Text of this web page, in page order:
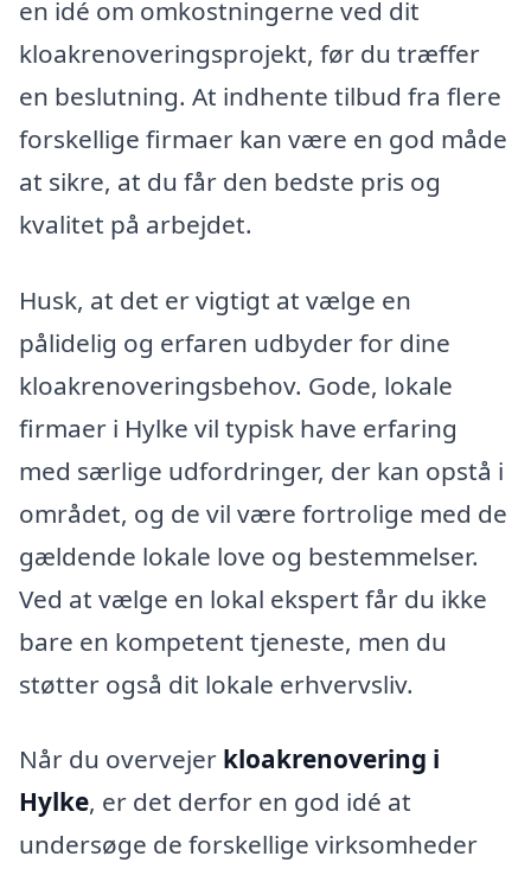
en idé om omkostningerne ved dit
kloakrenoveringsprojekt, før du træffer
en beslutning. At indhente tilbud fra flere
forskellige firmaer kan være en god måde
at sikre, at du får den bedste pris og
kvalitet på arbejdet.
Husk, at det er vigtigt at vælge en
pålidelig og erfaren udbyder for dine
kloakrenoveringsbehov. Gode, lokale
firmaer i Hylke vil typisk have erfaring
med særlige udfordringer, der kan opstå i
området, og de vil være fortrolige med de
gældende lokale love og bestemmelser.
Ved at vælge en lokal ekspert får du ikke
bare en kompetent tjeneste, men du
støtter også dit lokale erhvervsliv.
Når du overvejer kloakrenovering i
Hylke, er det derfor en god idé at
undersøge de forskellige virksomheder